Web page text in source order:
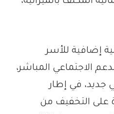
إضافية للأسر
الاجتماعي المباشر،
في إطار
على التخفيف من